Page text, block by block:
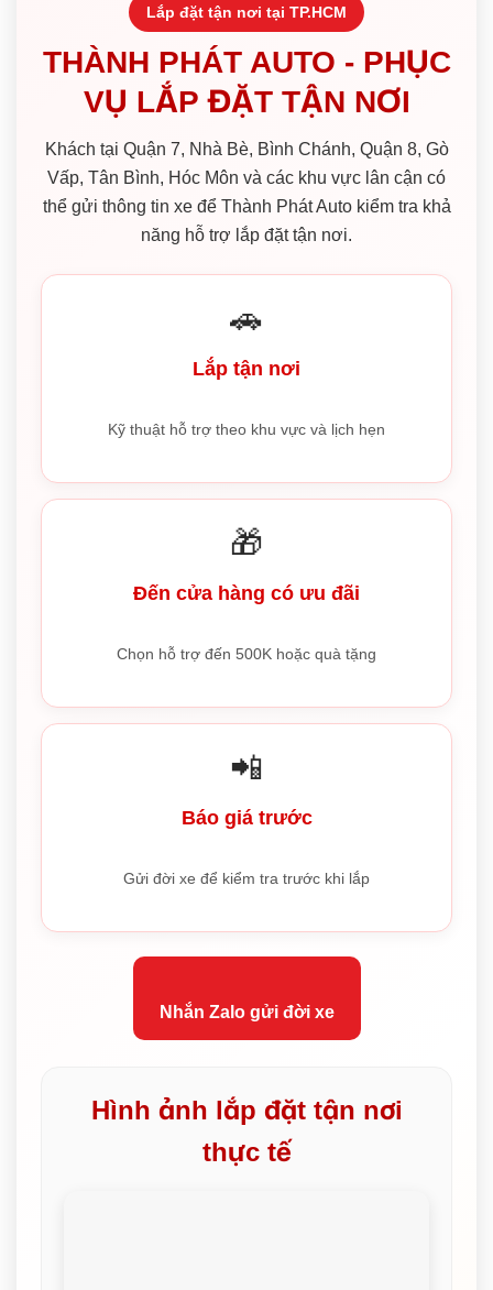
Lắp đặt tận nơi tại TP.HCM
THÀNH PHÁT AUTO - PHỤC
VỤ LẮP ĐẶT TẬN NƠI
Khách tại Quận 7, Nhà Bè, Bình Chánh, Quận 8, Gò
Vấp, Tân Bình, Hóc Môn và các khu vực lân cận có
thể gửi thông tin xe để Thành Phát Auto kiểm tra khả
năng hỗ trợ lắp đặt tận nơi.
🚗
Lắp tận nơi
Kỹ thuật hỗ trợ theo khu vực và lịch hẹn
🎁
Đến cửa hàng có ưu đãi
Chọn hỗ trợ đến 500K hoặc quà tặng
📲
Báo giá trước
Gửi đời xe để kiểm tra trước khi lắp
Nhắn Zalo gửi đời xe
Hình ảnh lắp đặt tận nơi
thực tế